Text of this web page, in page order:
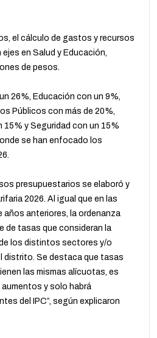
el cálculo de gastos y recursos
en Salud y Educación,
de pesos.
26%, Educación con un 9%,
Públicos con más de 20%,
15% y Seguridad con un 15%
se han enfocado los
presupuestarios se elaboró y
2026. Al igual que en las
años anteriores, la ordenanza
de tasas que consideran la
los distintos sectores y/o
distrito. Se destaca que tasas
las mismas alícuotas, es
y solo habrá
del IPC”, según explicaron